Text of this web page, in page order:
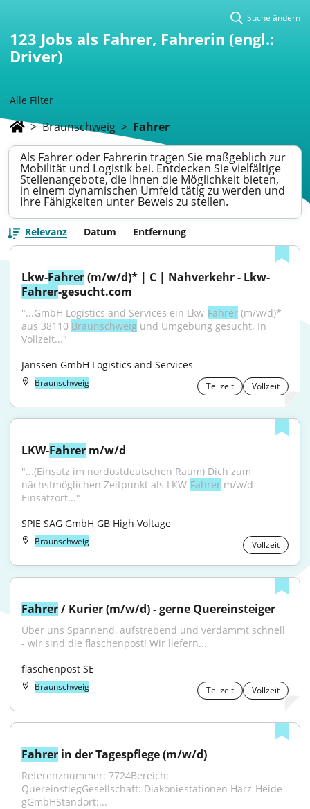
Alle Filter
Suche ändern
123 Jobs als Fahrer, Fahrerin (engl.:
Driver)
> Braunschweig > Fahrer
Als Fahrer oder Fahrerin tragen Sie maßgeblich zur
Mobilität und Logistik bei. Entdecken Sie vielfältige
Stellenangebote, die Ihnen die Möglichkeit bieten,
in einem dynamischen Umfeld tätig zu werden und
Ihre Fähigkeiten unter Beweis zu stellen.
Relevanz Datum Entfernung
Lkw-Fahrer (m/w/d)* | C | Nahverkehr - Lkw-
Fahrer-gesucht.com
"...GmbH Logistics and Services ein Lkw-Fahrer (m/w/d)*
aus 38110 Braunschweig und Umgebung gesucht. In
Vollzeit..."
Janssen GmbH Logistics and Services
Braunschweig Teilzeit Vollzeit
LKW-Fahrer m/w/d
"...(Einsatz im nordostdeutschen Raum) Dich zum
nächstmöglichen Zeitpunkt als LKW-Fahrer m/w/d
Einsatzort..."
SPIE SAG GmbH GB High Voltage
Braunschweig Vollzeit
Fahrer / Kurier (m/w/d) - gerne Quereinsteiger
Über uns Spannend, aufstrebend und verdammt schnell
- wir sind die flaschenpost! Wir liefern...
flaschenpost SE
Braunschweig Teilzeit Vollzeit
Fahrer in der Tagespflege (m/w/d)
Referenznummer: 7724Bereich:
QuereinstiegGesellschaft: Diakoniestationen Harz-Heide
gGmbHStandort:...